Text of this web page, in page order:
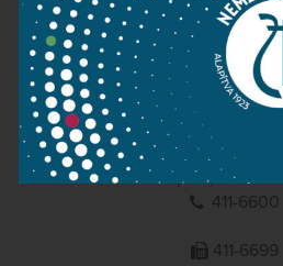
1095 Budapest, Komor
411-6600
411-6699